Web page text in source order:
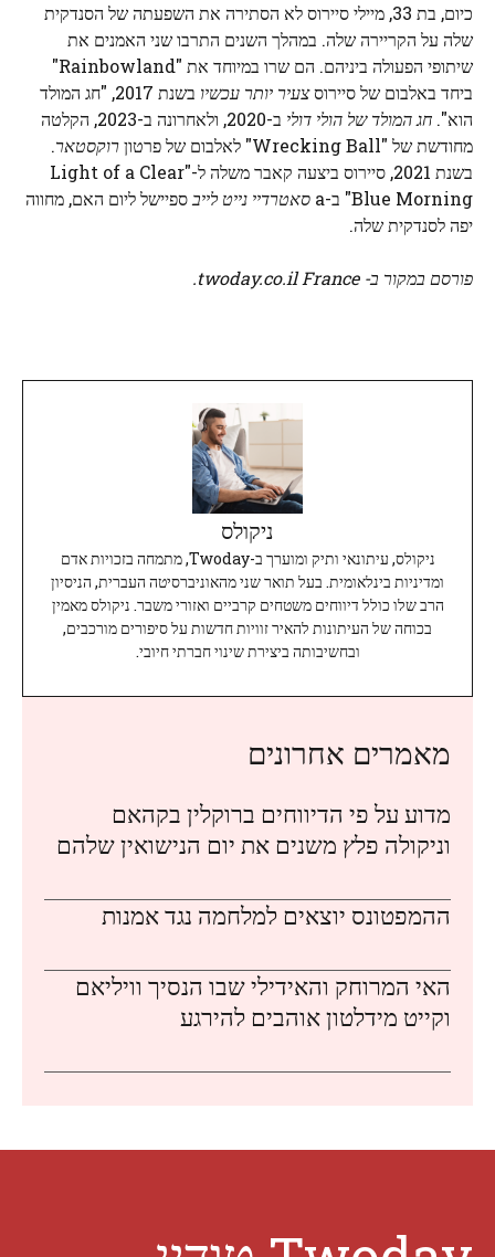
כיום, בת 33, מיילי סיירוס לא הסתירה את השפעתה של הסנדקית
שלה על הקריירה שלה. במהלך השנים התרבו שני האמנים את
שיתופי הפעולה ביניהם. הם שרו במיוחד את "Rainbowland"
ביחד באלבום של סיירוסצעיר יותר עכשיו
בשנת 2017, "חג המולד
הוא". חג המולד של הולי דולי
ב-2020, ולאחרונה ב-2023, הקלטה
מחודשת של "Wrecking Ball" לאלבום של פרטון
רוקסטאר.
בשנת 2021, סיירוס ביצעה קאבר משלה ל-"Light of a Clear
Blue Morning" ב-a
סאטרדיי נייט לייבספיישל ליום האם, מחווה
יפה לסנדקית שלה.
פורסם במקור ב- twoday.co.il France.
ניקולס
ניקולס, עיתונאי ותיק ומוערך ב-Twoday, מתמחה בזכויות אדם
ומדיניות בינלאומית. בעל תואר שני מהאוניברסיטה העברית, הניסיון
הרב שלו כולל דיווחים משטחים קרביים ואזורי משבר. ניקולס מאמין
בכוחה של העיתונות להאיר זוויות חדשות על סיפורים מורכבים,
ובחשיבותה ביצירת שינוי חברתי חיובי.
מאמרים אחרונים
מדוע על פי הדיווחים ברוקלין בקהאם
וניקולה פלץ משנים את יום הנישואין שלהם
ההמפטונס יוצאים למלחמה נגד אמנות
האי המרוחק והאידילי שבו הנסיך וויליאם
וקייט מידלטון אוהבים להירגע